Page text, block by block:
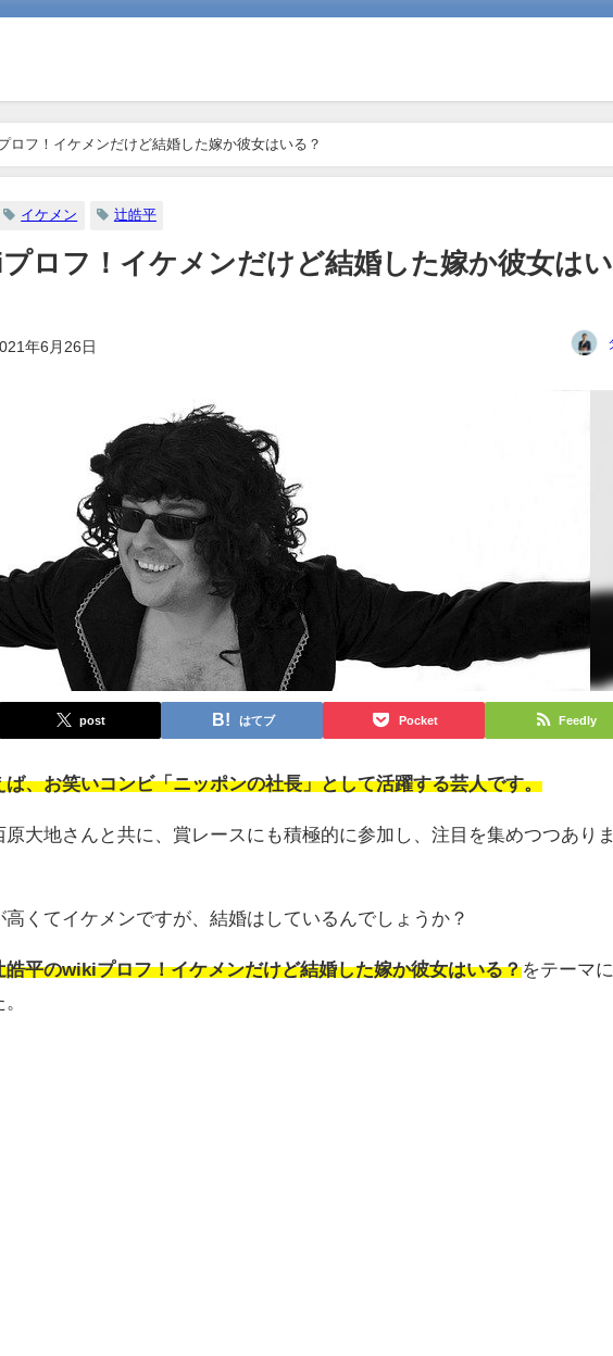
ロフ！イケメンだけど結婚した嫁か彼女はいる？
イケメン 辻皓平
ロフ！イケメンだけど結婚した嫁か彼女はい
年6月26日
post はてブ Pocket Feedly
ば、お笑いコンビ「ニッポンの社長」として活躍する芸人です。
原大地さんと共に、賞レースにも積極的に参加し、注目を集めつつあり
くてイケメンですが、結婚はしているんでしょうか？
皓平のwikiプロフ！イケメンだけど結婚した嫁か彼女はいる？をテーマ